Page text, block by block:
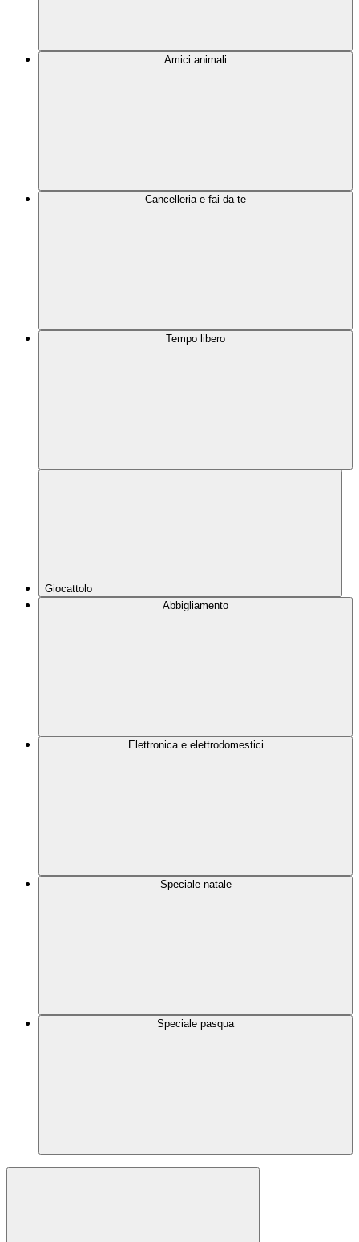
Amici animali
Cancelleria e fai da te
Tempo libero
Giocattolo
Abbigliamento
Elettronica e elettrodomestici
Speciale natale
Speciale pasqua